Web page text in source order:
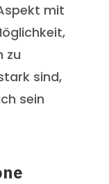
mit
zu
sind,
sein